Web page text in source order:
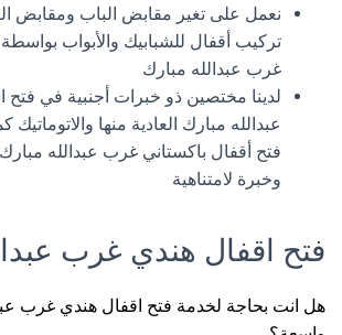
نعمل على تغير مقابض الباب ومقابض
تركيب أقفال للشبابيك والأبواب
غرب عبدالله مبارك
لدينا مختصين ذو خبرات أجنبية في
عبدالله مبارك العادية منها والاتوماتيك
فتح أقفال باكستاني غرب عبدالله مبارك
وخبرة لامتناهية
فتح اقفال هندي غرب
هل انت بحاجة لخدمة فتح اقفال هندي غرب